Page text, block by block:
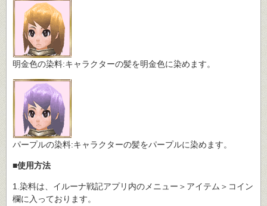
明金色の染料:キャラクターの髪を明金色に染めます。
パープルの染料:キャラクターの髪をパープルに染めます。
■使用方法
1.染料は、イルーナ戦記アプリ内のメニュー＞アイテム＞コイン
欄に入っております。